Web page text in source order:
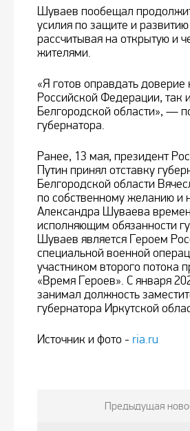
Шуваев пообещал
усилия по защите и
рассчитывая на открытую и
жителями.
«Я готов оправдать доверие
Российской Федерации, так
Белгородской области», —
губернатора.
Ранее, 13 мая, президент
Путин принял отставку
Белгородской области
по собственному желанию и
Александра Шуваева
исполняющим обязанности
Шуваев является Героем
специальной военной
участником второго потока
«Время Героев». С января
занимал должность
губернатора Иркутской
Источник и фото - ria.ru
Предыдущая